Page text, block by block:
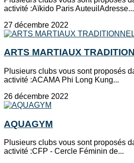
activité :Aïkido Paris AuteuilAdresse...
27 décembre 2022
ARTS MARTIAUX
Plusieurs clubs vous sont proposés
activité :ACAMA Phi Long Kung...
26 décembre 2022
AQUAGYM
Plusieurs clubs vous sont proposés
activité :CFP - Cercle Féminin de...